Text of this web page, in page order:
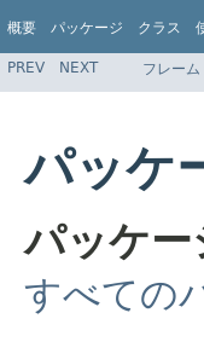
概要 パッケージ クラス
PREV NEXT フレーム
パッ
パッケー
すべての